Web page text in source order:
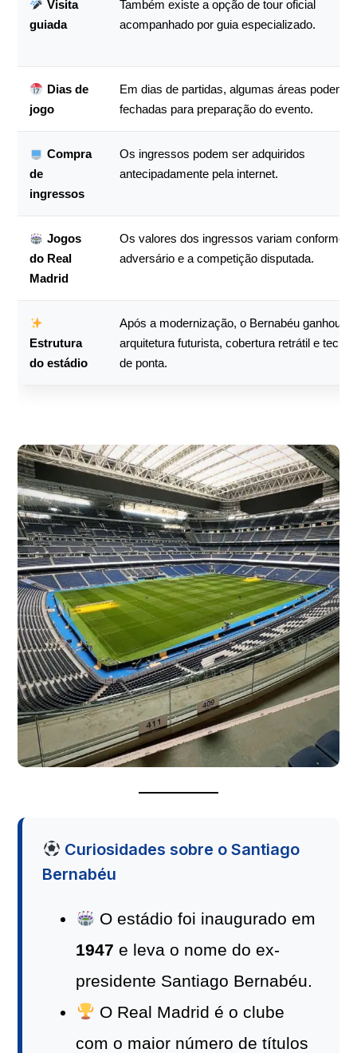
Visita
guiada
Também existe a opção de tour oficial
acompanhado por guia especializado.
Dias de
jogo
Em dias de partidas, algumas áreas podem
fechadas para preparação do evento.
Compra
de
ingressos
Os ingressos podem ser adquiridos
antecipadamente pela internet.
Jogos
do Real
Madrid
Os valores dos ingressos variam conforme o
adversário e a competição disputada.
Estrutura
do estádio
Após a modernização, o Bernabéu ganhou
arquitetura futurista, cobertura retrátil e
de ponta.
Curiosidades sobre o Santiago
Bernabéu
O estádio foi inaugurado em
1947 e leva o nome do ex-
presidente Santiago Bernabéu.
O Real Madrid é o clube
com o maior número de títulos